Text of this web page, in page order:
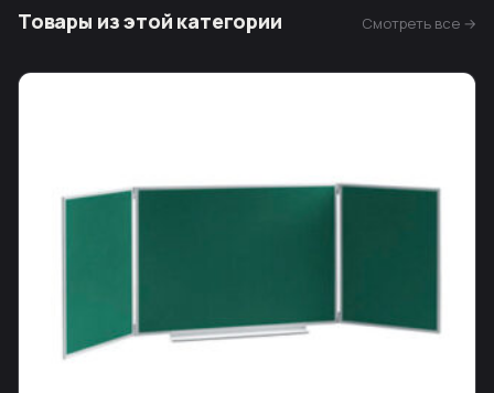
Товары из этой категории Смотреть все →